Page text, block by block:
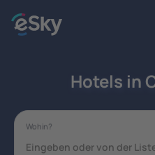
Hotels in